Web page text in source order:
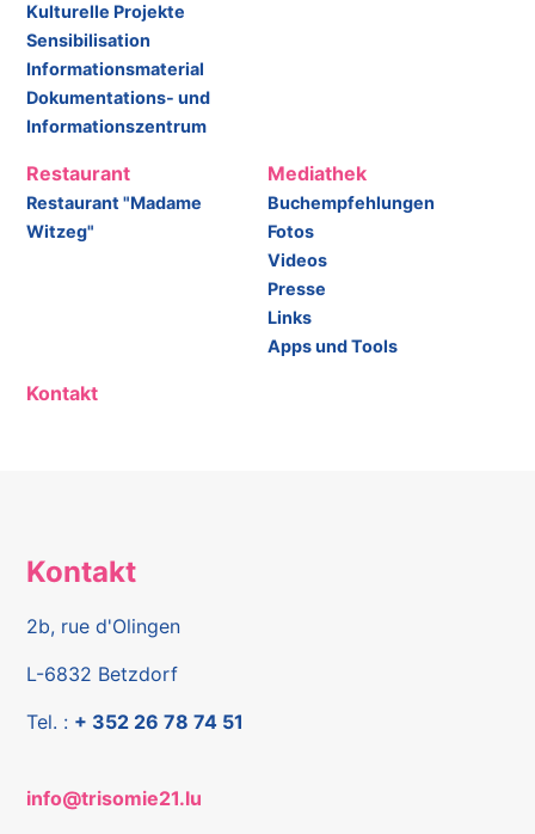
Kulturelle Projekte
Sensibilisation
Informationsmaterial
Dokumentations- und
Informationszentrum
Restaurant
Restaurant "Madame
Witzeg"
Mediathek
Buchempfehlungen
Fotos
Videos
Presse
Links
Apps und Tools
Kontakt
Kontakt
2b, rue d'Olingen
L-6832 Betzdorf
Tel. : + 352 26 78 74 51
info@trisomie21.lu